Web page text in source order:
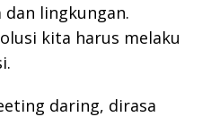
lingkungan.
kita harus melaku
daring, dirasa